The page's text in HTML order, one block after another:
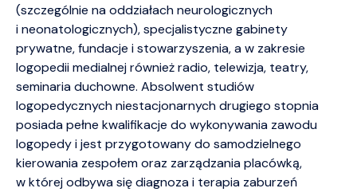
(szczególnie na oddziałach neurologicznych
i neonatologicznych), specjalistyczne gabinety
prywatne, fundacje i stowarzyszenia, a w zakresie
logopedii medialnej również radio, telewizja, teatry,
seminaria duchowne. Absolwent studiów
logopedycznych niestacjonarnych drugiego stopnia
posiada pełne kwalifikacje do wykonywania zawodu
logopedy i jest przygotowany do samodzielnego
kierowania zespołem oraz zarządzania placówką,
w której odbywa się diagnoza i terapia zaburzeń